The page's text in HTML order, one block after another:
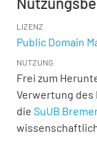
LIZENZ
Public Domain
NUTZUNG
Frei zum
Verwertung des
die SuUB